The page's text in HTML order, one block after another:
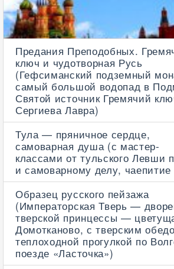
Предания Преподобных.
ключ и чудотворная Русь
(Гефсиманский подземный
самый большой водопад в
Святой источник Гремячий
Сергиева Лавра)
Тула — пряничное сердце,
самоварная душа (с мастер-
классами от тульского Левши
и самоварному делу,
Образец русского пейзажа
(Императорская Тверь —
тверской принцессы —
Домотканово, с тверским
теплоходной прогулкой по
поезде «Ласточка»)